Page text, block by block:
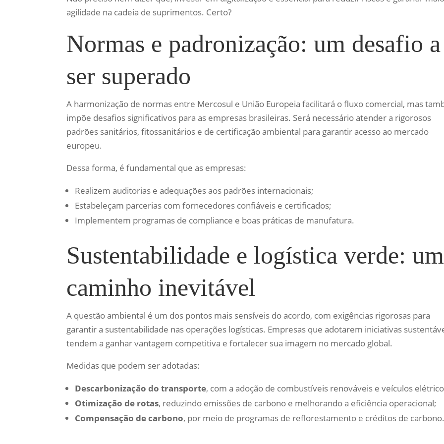
agilidade na cadeia de suprimentos. Certo?
Normas e padronização: um desafio a
ser superado
A harmonização de normas entre Mercosul e União Europeia facilitará o fluxo comercial, mas
impõe desafios significativos para as empresas brasileiras. Será necessário atender a rigorosos
padrões sanitários, fitossanitários e de certificação ambiental para garantir acesso ao mercado
europeu.
Dessa forma, é fundamental que as empresas:
Realizem auditorias e adequações aos padrões internacionais;
Estabeleçam parcerias com fornecedores confiáveis e certificados;
Implementem programas de compliance e boas práticas de manufatura.
Sustentabilidade e logística verde: um
caminho inevitável
A questão ambiental é um dos pontos mais sensíveis do acordo, com exigências rigorosas para
garantir a sustentabilidade nas operações logísticas. Empresas que adotarem iniciativas
tendem a ganhar vantagem competitiva e fortalecer sua imagem no mercado global.
Medidas que podem ser adotadas:
Descarbonização do transporte, com a adoção de combustíveis renováveis e veículos
Otimização de rotas, reduzindo emissões de carbono e melhorando a eficiência operacional;
Compensação de carbono, por meio de programas de reflorestamento e créditos de